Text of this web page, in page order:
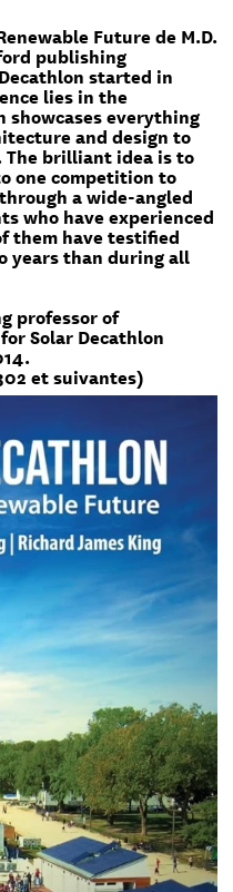
Future de M.D.
publishing
started in
lies in the
everything
and design to
The brilliant idea is to
one competition to
a wide-angled
who have experienced
them have testified
years than during all
professor of
Solar Decathlon
et suivantes)